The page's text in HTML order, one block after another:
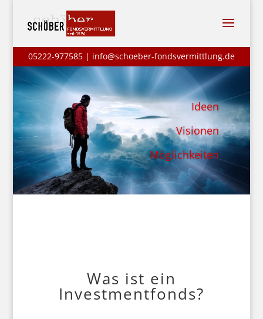
05222-977585 | info@schoeber-fondsvermittlung.de
Ideen
Visionen
Möglichkeiten
Was ist ein
Investmentfonds?